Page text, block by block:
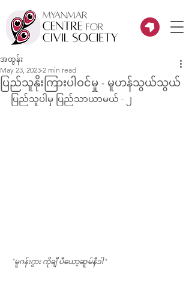
ပြည်သူနိုးကြားပါဝင်မှု - မူဟန်သွယ်သွယ်
အထွန်း
May 23, 2023 2 min read
ပြည်သူပါမှ ပြည်သာယာမယ် - ၂
"မူဂန်းဂွား ကိုချီ ပီယော့ဆူမ်နီဒါ"